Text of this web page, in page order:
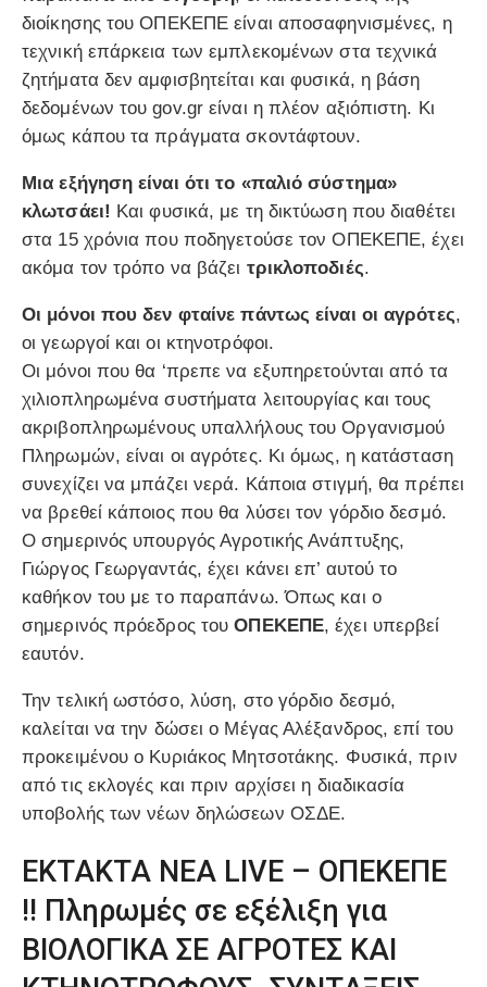
διοίκησης του ΟΠΕΚΕΠΕ είναι αποσαφηνισμένες, η
τεχνική επάρκεια των εμπλεκομένων στα τεχνικά
ζητήματα δεν αμφισβητείται και φυσικά, η βάση
δεδομένων του gov.gr είναι η πλέον αξιόπιστη. Κι
όμως κάπου τα πράγματα σκοντάφτουν.
Μια εξήγηση είναι ότι το «παλιό σύστημα»
κλωτσάει! Και φυσικά, με τη δικτύωση που διαθέτει
στα 15 χρόνια που ποδηγετούσε τον ΟΠΕΚΕΠΕ, έχει
ακόμα τον τρόπο να βάζει τρικλοποδιές.
Οι μόνοι που δεν φταίνε πάντως είναι οι αγρότες,
οι γεωργοί και οι κτηνοτρόφοι.
Οι μόνοι που θα ‘πρεπε να εξυπηρετούνται από τα
χιλιοπληρωμένα συστήματα λειτουργίας και τους
ακριβοπληρωμένους υπαλλήλους του Οργανισμού
Πληρωμών, είναι οι αγρότες. Κι όμως, η κατάσταση
συνεχίζει να μπάζει νερά. Κάποια στιγμή, θα πρέπει
να βρεθεί κάποιος που θα λύσει τον γόρδιο δεσμό.
Ο σημερινός υπουργός Αγροτικής Ανάπτυξης,
Γιώργος Γεωργαντάς, έχει κάνει επ’ αυτού το
καθήκον του με το παραπάνω. Όπως και ο
σημερινός πρόεδρος τουΟΠΕΚΕΠΕ, έχει υπερβεί
εαυτόν.
Την τελική ωστόσο, λύση, στο γόρδιο δεσμό,
καλείται να την δώσει ο Μέγας Αλέξανδρος, επί του
προκειμένου ο Κυριάκος Μητσοτάκης. Φυσικά, πριν
από τις εκλογές και πριν αρχίσει η διαδικασία
υποβολής των νέων δηλώσεων ΟΣΔΕ.
ΕΚΤΑΚΤΑ ΝΕΑ LIVE – ΟΠΕΚΕΠΕ
!! Πληρωμές σε εξέλιξη για
ΒΙΟΛΟΓΙΚΑ ΣΕ ΑΓΡΟΤΕΣ ΚΑΙ